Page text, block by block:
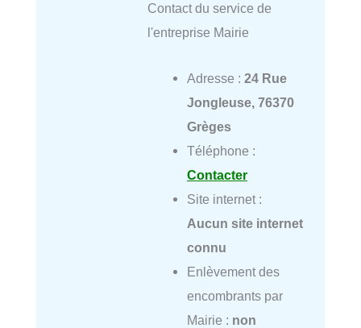
Contact du service de
l'entreprise Mairie
Adresse : 24 Rue
Jongleuse, 76370
Grèges
Téléphone :
Contacter
Site internet :
Aucun site internet
connu
Enlèvement des
encombrants par
Mairie : non